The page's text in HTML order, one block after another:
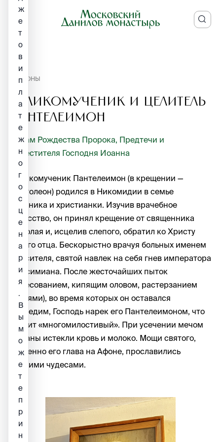
ИКОНЫ
Великомученик и целитель
Пантелеимон
Храм Рождества Пророка, Предтечи и
Крестителя Господня Иоанна
Великомученик Пантелеимон (в крещении —
Пантолеон) родился в Никомидии в семье
язычника и христианки. Изучив врачебное
искусство, он принял крещение от священника
Ермолая и, исцелив слепого, обратил ко Христу
своего отца. Бескорыстно врачуя больных именем
Спасителя, святой навлек на себя гнев императора
Максимиана. После жесточайших пыток
(колесованием, кипящим оловом, растерзанием
зверями), во время которых он оставался
невредим, Господь нарек его Пантелеимоном, что
значит «многомилостивый». При усечении мечом
из раны истекли кровь и молоко. Мощи святого,
особенно его глава на Афоне, прославились
многими чудесами.
ж
е
т
о
в
и
п
л
а
т
е
ж
н
о
г
о
с
ц
е
н
а
р
и
я
.
В
ы
м
о
ж
е
т
е
п
р
и
н